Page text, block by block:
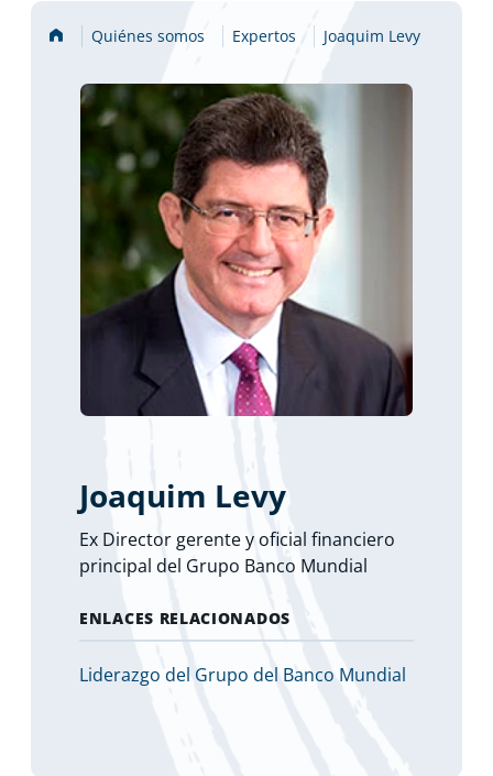
PortadaQuiénes somos Expertos Joaquim Levy
Joaquim Levy
Ex Director gerente y oficial financiero
principal del Grupo Banco Mundial
ENLACES RELACIONADOS
Liderazgo del Grupo del Banco Mundial